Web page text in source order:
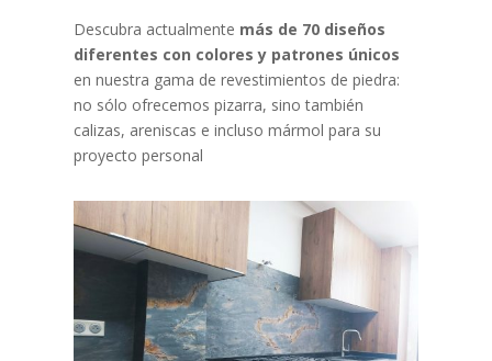
Descubra actualmente más de 70 diseños
diferentes con colores y patrones únicos
en nuestra gama de revestimientos de piedra:
no sólo ofrecemos pizarra, sino también
calizas, areniscas e incluso mármol para su
proyecto personal